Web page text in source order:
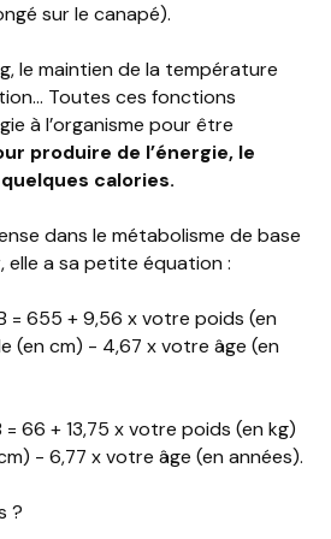
sur le canapé).
le maintien de la température
Toutes ces fonctions
à l’organisme pour être
produire de l’énergie, le
calories.
dans le métabolisme de base
elle a sa petite équation :
= 655 + 9,56 x votre poids (en
(en cm) - 4,67 x votre âge (en
= 66 + 13,75 x votre poids (en kg)
- 6,77 x votre âge (en années).
?